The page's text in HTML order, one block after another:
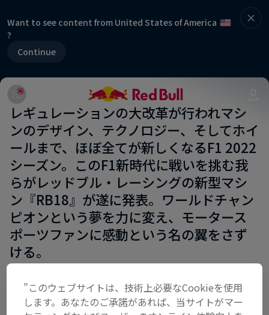
Want to see content from United States of America
?
Continue
レギュレーションの大改革が行われマシ
ンのデザイン、テクノロジー、そしてホイ
ールまで、ほぼ全てが新しくなるF1 2022
シーズン。このF1新時代に戦いを挑む我
らがレッドブル・レーシングの新型マシ
ン『RB18』が遂に発表。ワールドチャン
ピオンという夢を力に変え、モータース
ポーツファンに感動という名の翼をさず
ける。
══════════════
「日本語配信」実施予定。
”このウェブサイトは、技術上必要なCookieを使用
します。あなたのご承諾があれば、当サイトがマー